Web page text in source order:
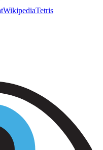
WikipediaTetris